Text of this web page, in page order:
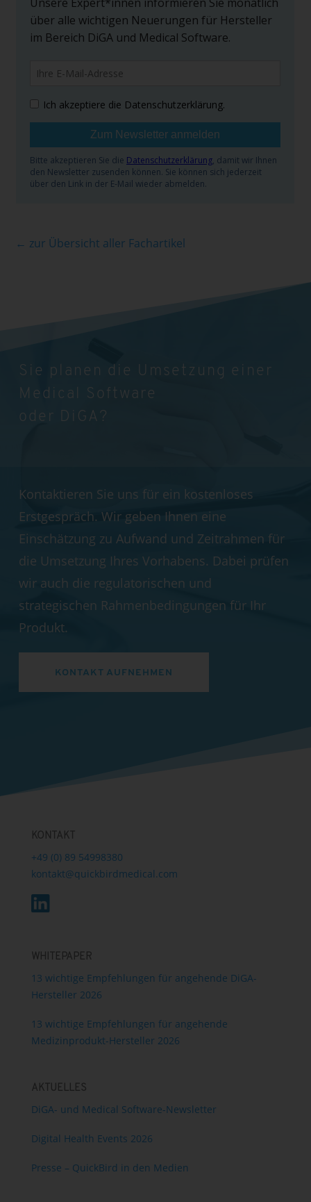
← zur Übersicht aller Fachartikel
Sie planen die Umsetzung einer
Medical Software
oder DiGA?
Kontaktieren Sie uns für ein kostenloses
Erstgespräch. Wir geben Ihnen eine
Einschätzung zu Aufwand und Zeitrahmen für
die Umsetzung Ihres Vorhabens. Dabei prüfen
wir auch die regulatorischen und
strategischen Rahmenbedingungen für Ihr
Produkt.
KONTAKT AUFNEHMEN
KONTAKT
+49 (0) 89 54998380
kontakt@quickbirdmedical.com
WHITEPAPER
13 wichtige Empfehlungen für angehende DiGA-
Hersteller 2026
13 wichtige Empfehlungen für angehende
Medizinprodukt-Hersteller 2026
AKTUELLES
DiGA- und Medical Software-Newsletter
Digital Health Events 2026
Presse – QuickBird in den Medien